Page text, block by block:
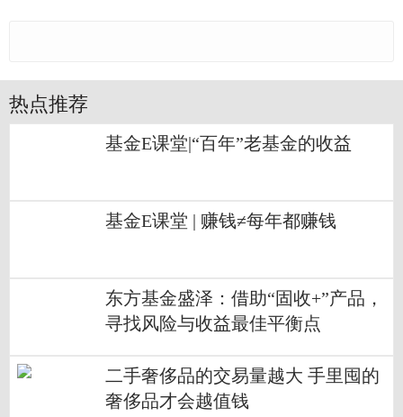
热点推荐
基金E课堂|“百年”老基金的收益
基金E课堂 | 赚钱≠每年都赚钱
东方基金盛泽：借助“固收+”产品，
寻找风险与收益最佳平衡点
二手奢侈品的交易量越大 手里囤的
奢侈品才会越值钱